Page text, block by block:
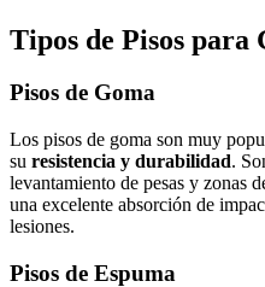
Tipos de Pisos para
Pisos de Goma
Los pisos de goma son muy
su resistencia y durabilidad.
levantamiento de pesas y zonas
una excelente absorción de
lesiones.
Pisos de Espuma